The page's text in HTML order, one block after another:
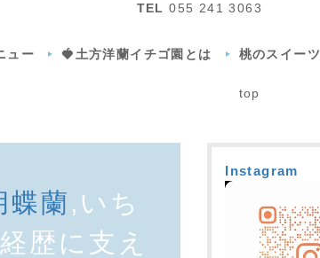
TEL 055 241 3063
ュー 🍓土方洋蘭イチゴ園とは 桃のスイーツ
top
蝶蘭 ,いち
歴に支え
Instagram